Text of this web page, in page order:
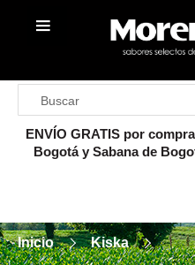
ENVÍO GRATIS por
Bogotá y Sabana de
Inicio Kiska